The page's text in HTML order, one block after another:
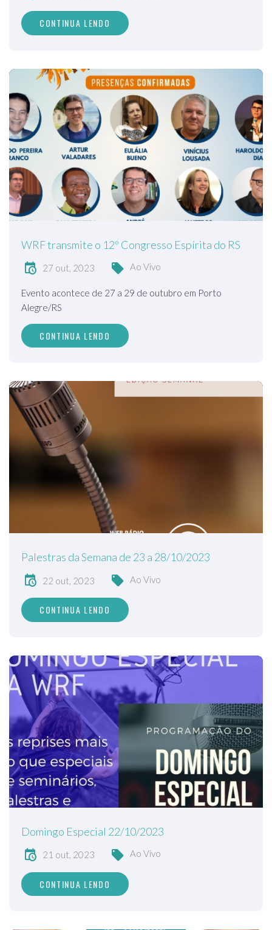
CONTINUA LENDO
WRF transmite o 12º Congresso Espírita do RS
27 out, 2023 Ao Vivo
Evento acontece de 27 a 29 de outubro em Porto
Alegre/RS
CONTINUA LENDO
Palestras da Semana de 23 a 28/10/2023
22 out, 2023 Ao Vivo
CONTINUA LENDO
Domingo Especial 22/10/2023
21 out, 2023 Ao Vivo
CONTINUA LENDO